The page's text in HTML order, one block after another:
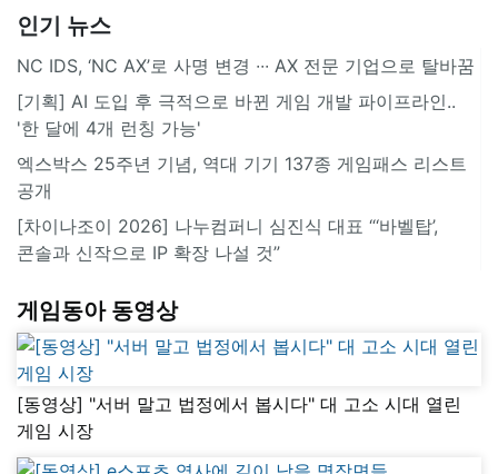
인기 뉴스
NC IDS, ‘NC AX’로 사명 변경 ∙∙∙ AX 전문 기업으로 탈바꿈
[기획] AI 도입 후 극적으로 바뀐 게임 개발 파이프라인..
'한 달에 4개 런칭 가능'
엑스박스 25주년 기념, 역대 기기 137종 게임패스 리스트
공개
[차이나조이 2026] 나누컴퍼니 심진식 대표 “‘바벨탑’,
콘솔과 신작으로 IP 확장 나설 것”
게임동아 동영상
[동영상] "서버 말고 법정에서 봅시다" 대 고소 시대 열린
게임 시장